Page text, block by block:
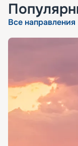
Все направления